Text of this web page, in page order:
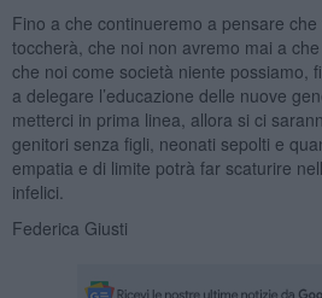
Fino a che continueremo a pensare
toccherà, che noi non avremo mai a
che noi come società niente possiamo,
a delegare l’educazione delle nuove
metterci in prima linea, allora si ci
genitori senza figli, neonati sepolti e
empatia e di limite potrà far scaturire
infelici.
Federica Giusti